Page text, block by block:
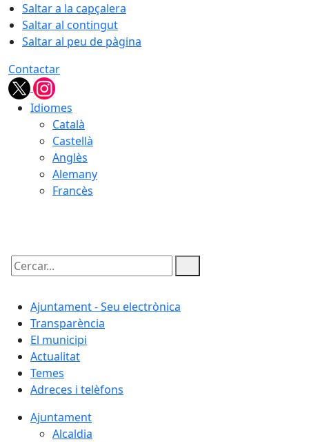
Saltar a la capçalera
Saltar al contingut
Saltar al peu de pàgina
Contactar
Idiomes
Català
Castellà
Anglès
Alemany
Francès
Cercar:
Ajuntament - Seu electrònica
Transparència
El municipi
Actualitat
Temes
Adreces i telèfons
Ajuntament
Alcaldia